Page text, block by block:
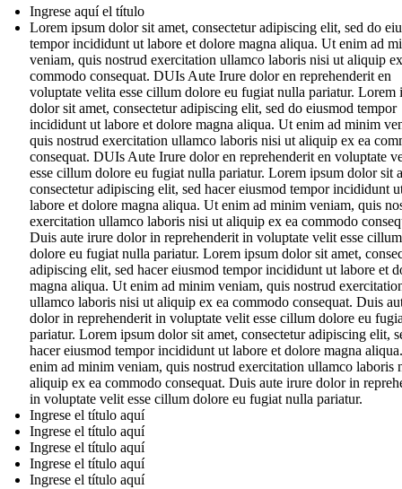
Ingrese aquí el título
Lorem ipsum dolor sit amet, consectetur adipiscing elit, sed do
tempor incididunt ut labore et dolore magna aliqua. Ut enim ad
veniam, quis nostrud exercitation ullamco laboris nisi ut aliquip
commodo consequat. DUIs Aute Irure dolor en reprehenderit en
voluptate velita esse cillum dolore eu fugiat nulla pariatur. Lorem
dolor sit amet, consectetur adipiscing elit, sed do eiusmod tempor
incididunt ut labore et dolore magna aliqua. Ut enim ad minim
quis nostrud exercitation ullamco laboris nisi ut aliquip ex ea
consequat. DUIs Aute Irure dolor en reprehenderit en voluptate
esse cillum dolore eu fugiat nulla pariatur. Lorem ipsum dolor sit
consectetur adipiscing elit, sed hacer eiusmod tempor incididunt
labore et dolore magna aliqua. Ut enim ad minim veniam, quis
exercitation ullamco laboris nisi ut aliquip ex ea commodo
Duis aute irure dolor in reprehenderit in voluptate velit esse cillum
dolore eu fugiat nulla pariatur. Lorem ipsum dolor sit amet,
adipiscing elit, sed hacer eiusmod tempor incididunt ut labore et
magna aliqua. Ut enim ad minim veniam, quis nostrud
ullamco laboris nisi ut aliquip ex ea commodo consequat. Duis
dolor in reprehenderit in voluptate velit esse cillum dolore eu
pariatur. Lorem ipsum dolor sit amet, consectetur adipiscing elit,
hacer eiusmod tempor incididunt ut labore et dolore magna
enim ad minim veniam, quis nostrud exercitation ullamco laboris
aliquip ex ea commodo consequat. Duis aute irure dolor in
in voluptate velit esse cillum dolore eu fugiat nulla pariatur.
Ingrese el título aquí
Ingrese el título aquí
Ingrese el título aquí
Ingrese el título aquí
Ingrese el título aquí